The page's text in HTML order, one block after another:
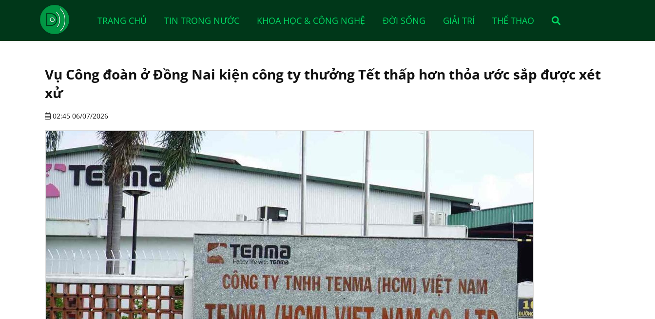
TRANG CHỦ TIN TRONG NƯỚC KHOA HỌC & CÔNG NGHỆ ĐỜI SỐNG GIẢI TRÍ THỂ THAO
Vụ Công đoàn ở Đồng Nai kiện công ty thưởng Tết thấp hơn thỏa ước sắp được xét
xử
02:45 06/07/2026